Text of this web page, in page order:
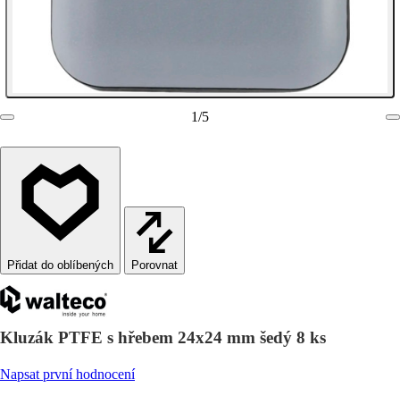
1/5
Porovnat
Kluzák PTFE s hřebem 24x24 mm šedý 8 ks
Napsat první hodnocení